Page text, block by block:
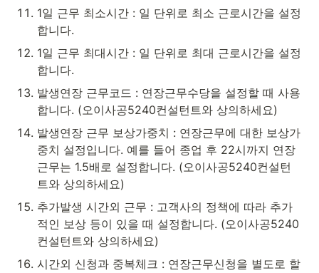
1일 근무 최소시간 : 일 단위로 최소 근로시간을 설정
합니다.
1일 근무 최대시간 : 일 단위로 최대 근로시간을 설정
합니다.
발생연장 근무코드 : 연장근무수당을 설정할 때 사용
합니다. (오이사공5240컨설턴트와 상의하세요)
발생연장 근무 보상가중치 : 연장근무에 대한 보상가
중치 설정입니다. 예를 들어 종업 후 22시까지 연장
근무는 1.5배로 설정합니다. (오이사공5240컨설턴
트와 상의하세요)
추가발생 시간외 근무 : 고객사의 정책에 따라 추가
적인 보상 등이 있을 때 설정합니다. (오이사공5240
컨설턴트와 상의하세요)
시간외 신청과 중복체크 : 연장근무신청을 별도로 할